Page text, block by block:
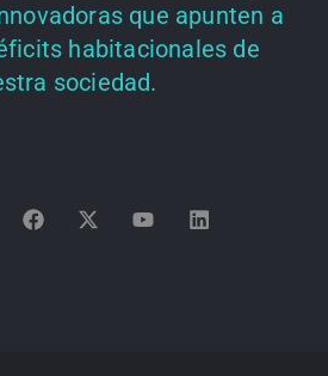
que apunten a
habitacionales de
sociedad.